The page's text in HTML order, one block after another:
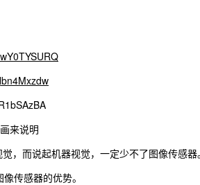
来说明
，而说起机器视觉，一定少不了图像传感器。
传感器的优势。